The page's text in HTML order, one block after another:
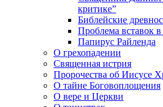
критике”
Библейские
Проблема вставок
Папирус Райленда
О грехопадении
Священная истрия
Пророчества об Иисусе
О тайне Боговоплощения
О вере и Церкви